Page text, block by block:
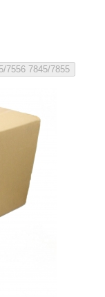
В) Xerox WC 7545/7556 7845/7855